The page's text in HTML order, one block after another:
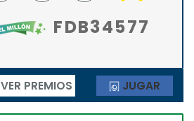
FDB34577
VER PREMIOS JUGAR